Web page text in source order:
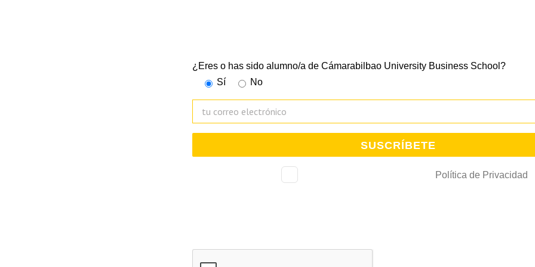
¿Eres o has sido alumno/a de Cámarabilbao University Business School?
Sí
No
Política de Privacidad